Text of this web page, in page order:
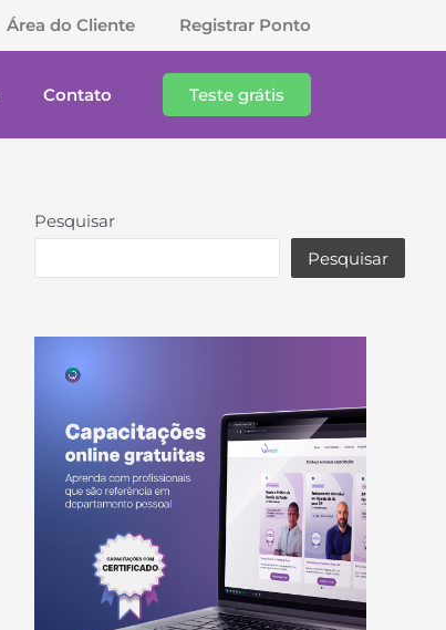
Área do Cliente Registrar Ponto
Contato Teste grátis
Pesquisar
Pesquisar